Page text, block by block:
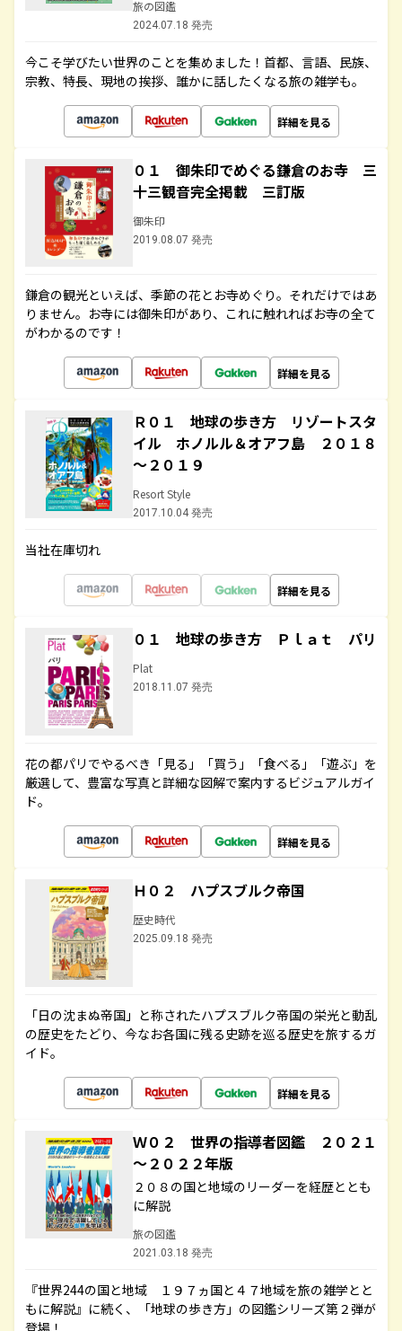
旅の図鑑
2024.07.18 発売
今こそ学びたい世界のことを集めました！首都、言語、民族、
宗教、特長、現地の挨拶、誰かに話したくなる旅の雑学も。
詳細を見る
０１ 御朱印でめぐる鎌倉のお寺 三
十三観音完全掲載 三訂版
御朱印
2019.08.07 発売
鎌倉の観光といえば、季節の花とお寺めぐり。それだけではあ
りません。お寺には御朱印があり、これに触れればお寺の全て
がわかるのです！
詳細を見る
Ｒ０１ 地球の歩き方 リゾートスタ
イル ホノルル＆オアフ島 ２０１８
～２０１９
Resort Style
2017.10.04 発売
当社在庫切れ
詳細を見る
０１ 地球の歩き方 Ｐｌａｔ パリ
Plat
2018.11.07 発売
花の都パリでやるべき「見る」「買う」「食べる」「遊ぶ」を
厳選して、豊富な写真と詳細な図解で案内するビジュアルガイ
ド。
詳細を見る
Ｈ０２ ハプスブルク帝国
歴史時代
2025.09.18 発売
「日の沈まぬ帝国」と称されたハプスブルク帝国の栄光と動乱
の歴史をたどり、今なお各国に残る史跡を巡る歴史を旅するガ
イド。
詳細を見る
Ｗ０２ 世界の指導者図鑑 ２０２１
～２０２２年版
２０８の国と地域のリーダーを経歴ととも
に解説
旅の図鑑
2021.03.18 発売
『世界244の国と地域 １９７ヵ国と４７地域を旅の雑学とと
もに解説』に続く、「地球の歩き方」の図鑑シリーズ第２弾が
登場！